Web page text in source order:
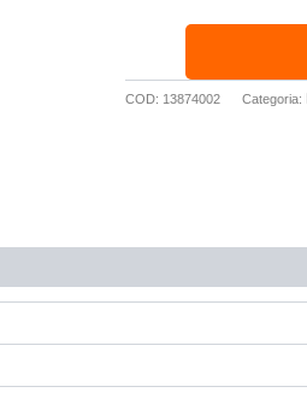
COD: 13874002 Categoria: